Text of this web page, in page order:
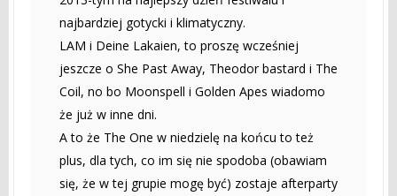
najbardziej gotycki i klimatyczny.
LAM i Deine Lakaien, to proszę wcześniej
jeszcze o She Past Away, Theodor bastard i The
Coil, no bo Moonspell i Golden Apes wiadomo
że już w inne dni.
A to że The One w niedzielę na końcu to też
plus, dla tych, co im się nie spodoba (obawiam
się, że w tej grupie mogę być) zostaje afterparty